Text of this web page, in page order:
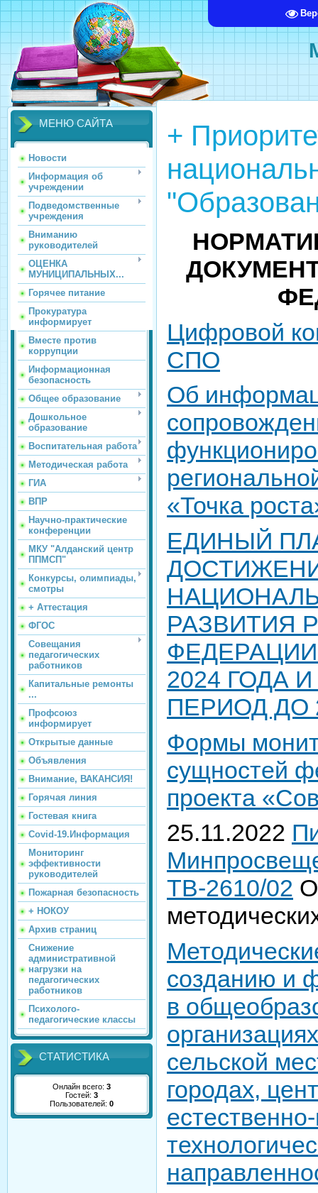
МЕНЮ САЙТА
Новости
Информация об
учреждении
Подведомственные
учреждения
Вниманию
руководителей
ОЦЕНКА
МУНИЦИПАЛЬНЫХ...
Горячее питание
Прокуратура
информирует
Вместе против
коррупции
Информационная
безопасность
Общее образование
Дошкольное
образование
Воспитательная работа
Методическая работа
ГИА
ВПР
Научно-практические
конференции
МКУ "Алданский центр
ППМСП"
Конкурсы, олимпиады,
смотры
+ Аттестация
ФГОС
Совещания
педагогических
работников
Капитальные ремонты
...
Профсоюз
информирует
Открытые данные
Объявления
Внимание, ВАКАНСИЯ!
Горячая линия
Гостевая книга
Covid-19.Информация
Мониторинг
эффективности
руководителей
Пожарная безопасность
+ НОКОУ
Архив страниц
Снижение
административной
нагрузки на
педагогических
работников
Психолого-
педагогические классы
СТАТИСТИКА
Онлайн всего: 3
Гостей: 3
Пользователей: 0
+
Цифровой
СПО
Об
«Точка
ЕДИНЫЙ
РАЗВИТИЯ
2024 ГОДА
ПЕРИОД ДО
Формы
сущностей
проекта
25.11.2022
ТВ-2610/02
созданию и
в
сельской
городах,